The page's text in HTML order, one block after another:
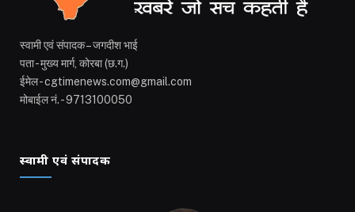
स्वामी एवं संपादक – जगदीश भाई
पता - मुख्य मार्ग, कोरबा (छ.ग.)
ईमेल - cgtimenews.com@gmail.com
मोबाईल नं. - 9713100050
स्वामी एवं संपादक